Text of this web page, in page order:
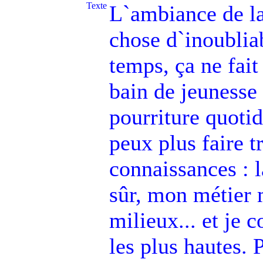
Texte L`ambiance de
chose
temps, ça ne
bain de
pourriture
peux plus faire
connaissances
sûr, mon métier
milieux... et je
les plus hautes.